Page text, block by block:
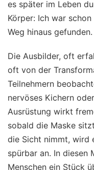
es später im Leben
Körper: Ich war
Weg hinaus gefunden.
Die Ausbilder, oft
oft von der
Teilnehmern
nervöses Kichern
Ausrüstung wirkt
sobald die Maske
die Sicht nimmt, wird
spürbar an. In diesen
Menschen ein Stück